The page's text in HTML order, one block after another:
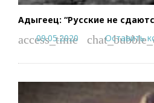
Адыгеец: “Русские не
access_time
09.05.2020 Оставить